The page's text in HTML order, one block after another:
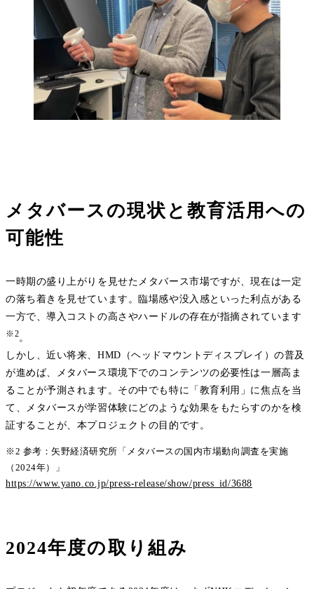
メタバースの現状と教育活用への
可能性
一時期の盛り上がりを見せたメタバース市場ですが、現在は一定
の落ち着きを見せています。臨場感や没入感といった利点がある
一方で、導入コストの高さやハードルの存在が指摘されています
※2。
しかし、近い将来、HMD（ヘッドマウントディスプレイ）の普及
が進めば、メタバース環境下でのコンテンツの必要性は一層高ま
ることが予測されます。その中でも特に「教育利用」に焦点を当
て、メタバースが学習体験にどのような効果をもたらすのかを検
証することが、本プロジェクトの目的です。
※2 参考：矢野経済研究所「メタバースの国内市場動向調査を実施
（2024年）」
https://www.yano.co.jp/press-release/show/press_id/3688
2024年度の取り組み